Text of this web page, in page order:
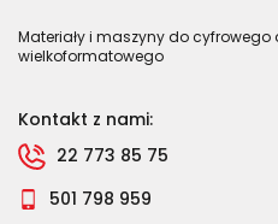
Materiały i maszyny do cyfrowego
wielkoformatowego
Kontakt z nami:
22 773 85 75
501 798 959